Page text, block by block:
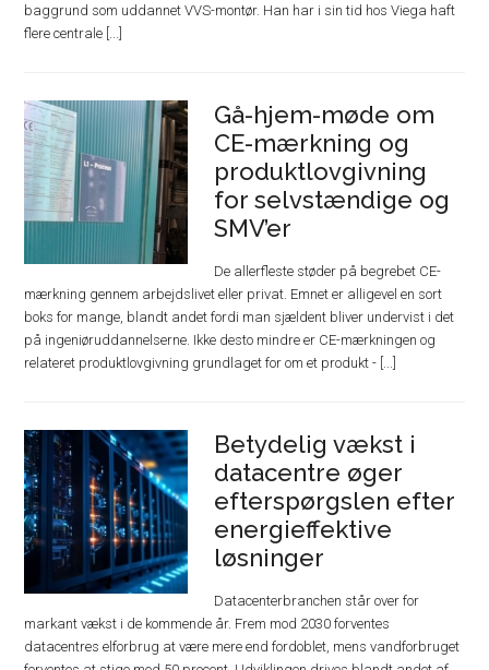
baggrund som uddannet VVS-montør. Han har i sin tid hos Viega haft
flere centrale [...]
Gå-hjem-møde om
CE-mærkning og
produktlovgivning
for selvstændige og
SMV’er
De allerfleste støder på begrebet CE-
mærkning gennem arbejdslivet eller privat. Emnet er alligevel en sort
boks for mange, blandt andet fordi man sjældent bliver undervist i det
på ingeniøruddannelserne. Ikke desto mindre er CE-mærkningen og
relateret produktlovgivning grundlaget for om et produkt - [...]
Betydelig vækst i
datacentre øger
efterspørgslen efter
energieffektive
løsninger
Datacenterbranchen står over for
markant vækst i de kommende år. Frem mod 2030 forventes
datacentres elforbrug at være mere end fordoblet, mens vandforbruget